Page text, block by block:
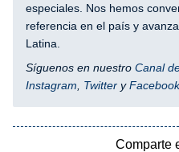
especiales. Nos hemos
referencia en el país y
Latina.
Síguenos en nuestro Canal
Instagram
Twitter yFacebook
Comparte